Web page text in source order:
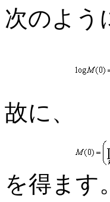
次のよう
故に、
を得ます。